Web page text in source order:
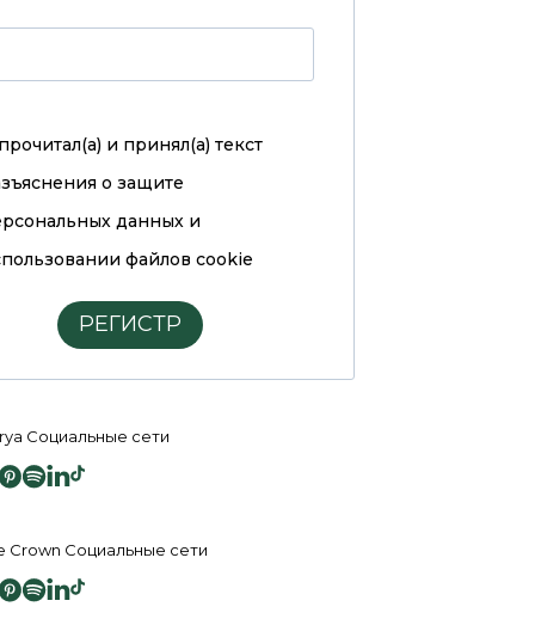
и принял(а)текст
о защите
данных и
файлов cookie
РЕГИСТР
Социальные сети
Crown Социальные сети